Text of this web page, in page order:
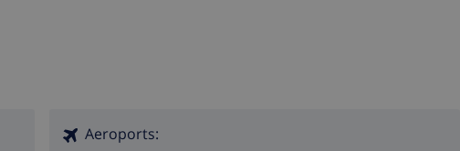
Aeroports: